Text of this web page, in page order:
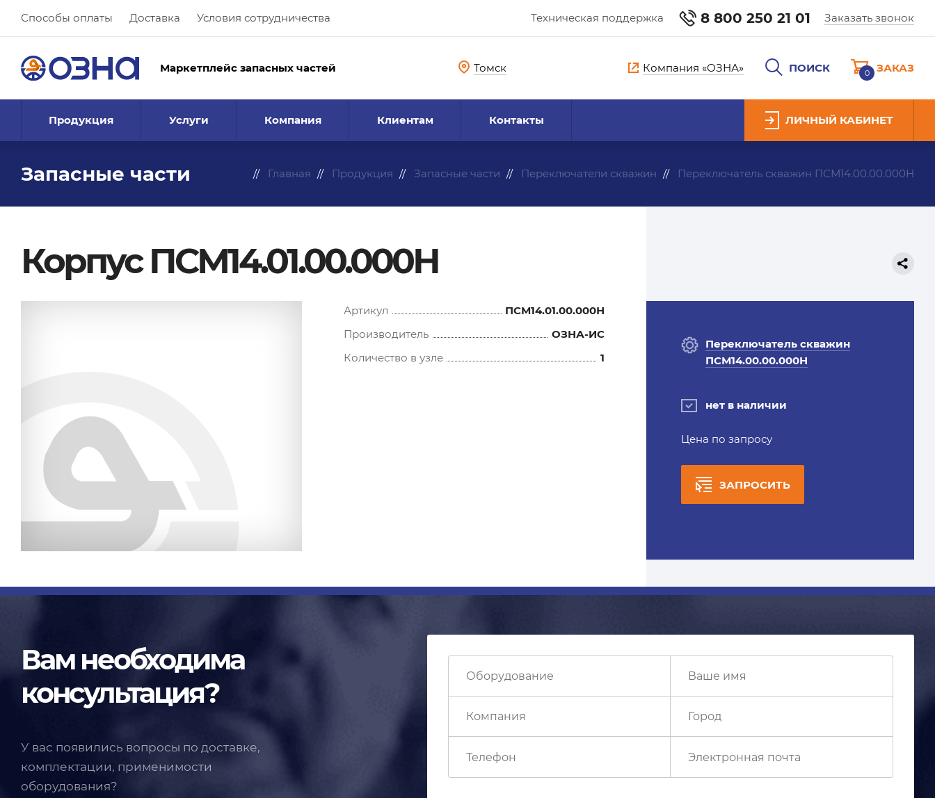
Способы оплаты Доставка Условия сотрудничества Техническая поддержка 8 800 250 21 01 Заказать звонок
Маркетплейс запасных частей Томск Компания «ОЗНА» ПОИСК 0 ЗАКАЗ
Продукция Услуги Компания Клиентам Контакты ЛИЧНЫЙ КАБИНЕТ
Запасные части Главная Продукция Запасные части Переключатели скважин Переключатель скважин ПСМ14.00.00.000Н
Корпус ПСМ14.01.00.000Н
Артикул
ПСМ14.01.00.000Н
Производитель
ОЗНА-ИС
Количество в узле
1
Переключатель скважин
ПСМ14.00.00.000Н
нет в наличии
Цена по запросу
ЗАПРОСИТЬ
Вам необходима
консультация?
У вас появились вопросы по доставке,
комплектации, применимости
оборудования?